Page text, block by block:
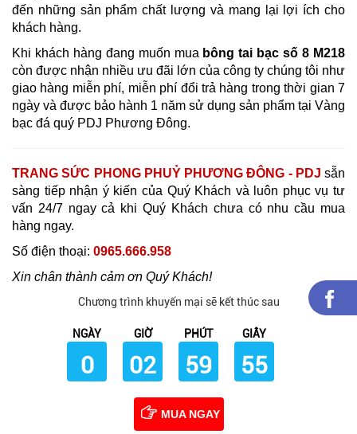
đến những sản phẩm chất lượng và mang lại lợi ích cho
khách hàng.
Khi khách hàng đang muốn mua bông tai bạc số 8 M218
còn được nhận nhiều ưu đãi lớn của công ty chúng tôi như
giao hàng miễn phí, miễn phí đổi trả hàng trong thời gian 7
ngày và được bảo hành 1 năm sử dụng sản phẩm tại Vàng
bạc đá quý PDJ Phương Đông.
TRANG SỨC PHONG PHUỶ PHƯƠNG ĐÔNG - PDJ sẵn
sàng tiếp nhận ý kiến của Quý Khách và luôn phục vụ tư
vấn 24/7 ngay cả khi Quý Khách chưa có nhu cầu mua
hàng ngay.
Số điện thoại: 0965.666.958
Xin chân thành cảm ơn Quý Khách!
Chương trình khuyến mại sẽ kết thúc sau
NGÀY
0
GIỜ
02
PHÚT
59
GIÂY
54
MUA NGAY